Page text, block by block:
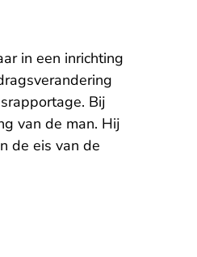
in een inrichting
Bij
van de man. Hij
de eis van de